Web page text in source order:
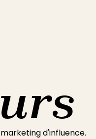
d'influence.